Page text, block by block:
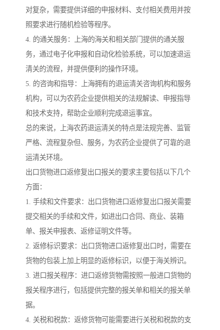
对复杂，需要提供详细的申报材料、支付相关费用并按
照要求进行随机检验等程序。
4. 的通关服务：上海的海关和相关部门提供的通关服
务，通过电子化申报和自动化检验系统，可以加速退运
清关的流程，并提供便利的操作环境。
5. 的咨询和指导：上海拥有的退运清关咨询机构和服务
机构，可以为农药企业提供相关的法规解读、申报指导
和技术支持，帮助企业顺利完成退运事宜。
总的来说，上海农药退运清关的特点是法规完善、监管
严格、流程复杂但、服务，为农药企业提供了可靠的退
运清关环境。
出口货物进口返修复出口报关的要求主要包括以下几个
方面：
1. 手续和文件要求：出口货物进口返修复出口报关需要
提交相关的手续和文件，如进出口合同、商业、装箱
单、报关申报表、返修证明文件等。
2. 返修标识要求：出口货物进口返修复出口时，需要在
货物的包装上加上明显的返修标识，以便于海关辨识。
3. 进口报关程序：进口返修货物需按照一般进口货物的
报关程序进行，包括提供完整的报关单和相关的报关单
据。
4. 关税和税款：返修货物可能需要进行关税和税款的支